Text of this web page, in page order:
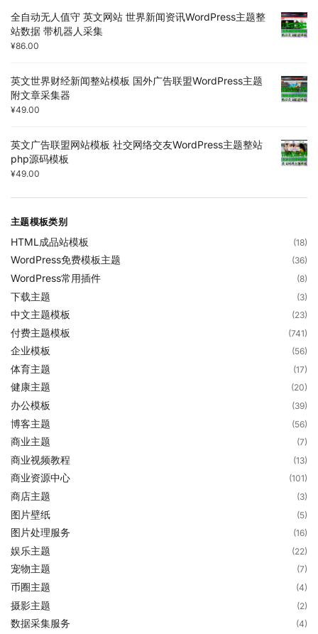
全自动无人值守 英文网站 世界新闻资讯WordPress主题整
站数据 带机器人采集
¥86.00
英文世界财经新闻整站模板 国外广告联盟WordPress主题
附文章采集器
¥49.00
英文广告联盟网站模板 社交网络交友WordPress主题整站
php源码模板
¥49.00
主题模板类别
HTML成品站模板 (18)
WordPress免费模板主题 (36)
WordPress常用插件 (8)
下载主题 (3)
中文主题模板 (23)
付费主题模板 (741)
企业模板 (56)
体育主题 (17)
健康主题 (20)
办公模板 (39)
博客主题 (56)
商业主题 (7)
商业视频教程 (13)
商业资源中心 (101)
商店主题 (3)
图片壁纸 (5)
图片处理服务 (16)
娱乐主题 (22)
宠物主题 (7)
币圈主题 (4)
摄影主题 (2)
数据采集服务 (4)